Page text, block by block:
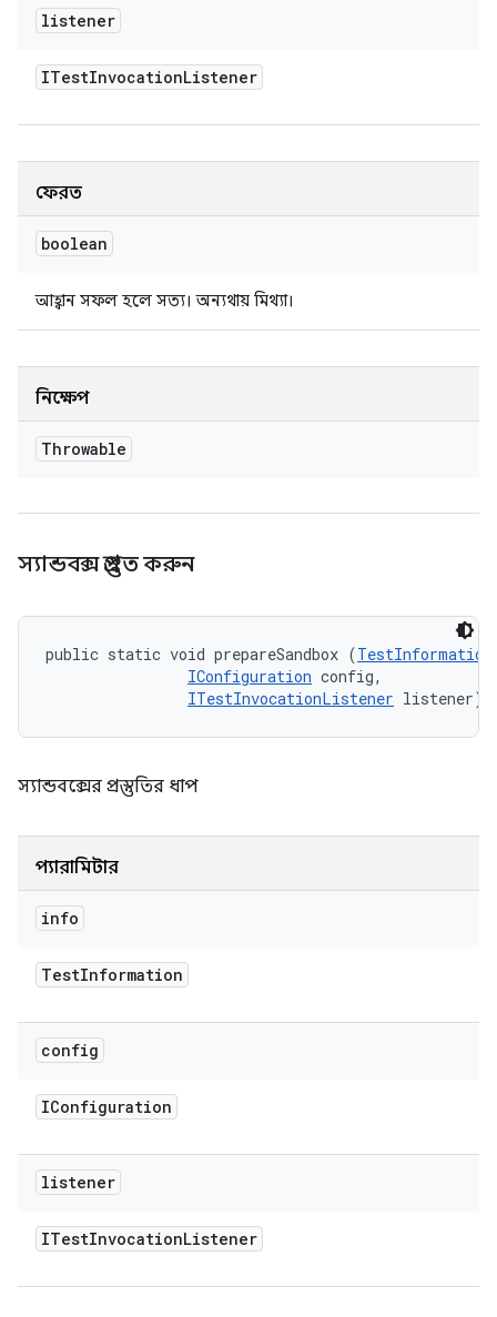
listener
ITestInvocationListener
ফেরত
boolean
আহ্বান সফল হলে সত্য। অন্যথায় মিথ্যা।
নিক্ষেপ
Throwable
স্যান্ডবক্স প্রস্তুত করুন
public static void prepareSandbox (TestInformation
IConfiguration config,
ITestInvocationListener listener)
স্যান্ডবক্সের প্রস্তুতির ধাপ
প্যারামিটার
info
TestInformation
config
IConfiguration
listener
ITestInvocationListener